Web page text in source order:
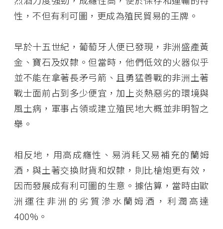
性，不但有利可圖，更成為殖民貿易的王牌。
早於十五世紀，葡萄牙人便已發現，非洲盛產黃
金、寶石及奴隸。但當時，他們低效的火器似乎
並不能在拿著長矛弓箭、且勇猛善戰的非洲土著
戰士面前占到多少便宜，加上炎熱惡劣的環境與
風土病，軍事占領或建立殖民地大概並非明智之
舉。
相反地，用高成癮性、易消耗又易補充的蘭姆
酒，與土著交換財貨和奴隸，則比槍炮更有效，
因而發展成有利可圖的生意。據估算，當時由歐
洲運往非洲的劣質滲水蘭姆酒，利潤高達
400%。